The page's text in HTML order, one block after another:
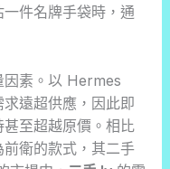
件名牌手袋時，通
因素。以 Hermes
遠超供應，因此即
至超越原價。相比
衛的款式，其二手